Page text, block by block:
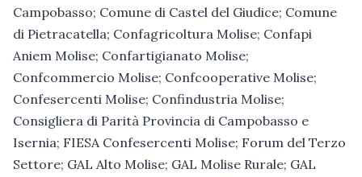
Campobasso; Comune di Castel del Giudice; Comune
di Pietracatella; Confagricoltura Molise; Confapi
Aniem Molise; Confartigianato Molise;
Confcommercio Molise; Confcooperative Molise;
Confesercenti Molise; Confindustria Molise;
Consigliera di Parità Provincia di Campobasso e
Isernia; FIESA Confesercenti Molise; Forum del Terzo
Settore; GAL Alto Molise; GAL Molise Rurale; GAL